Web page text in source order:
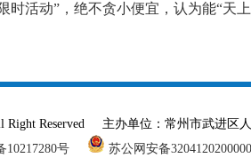
时活动”，绝不贪小便宜，认为能“天
Right Reserved 主办单位：常州市武进
10217280号
苏公网安备